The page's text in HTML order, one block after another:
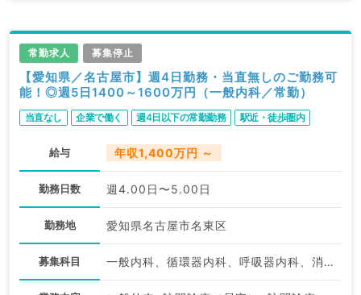
常勤求人 募集停止
【愛知県／名古屋市】週4日勤務・当直無しのご勤務可
能！◎週5日1400～1600万円（一般内科／常勤）
当直なし 企業で働く 週4日以下の常勤勤務 駅近・徒歩圏内
給与 年収1,400万円 ～
勤務日数 週4.00日〜5.00日
勤務地 愛知県名古屋市名東区
募集科目 一般内科、循環器内科、呼吸器内科、消化器内科